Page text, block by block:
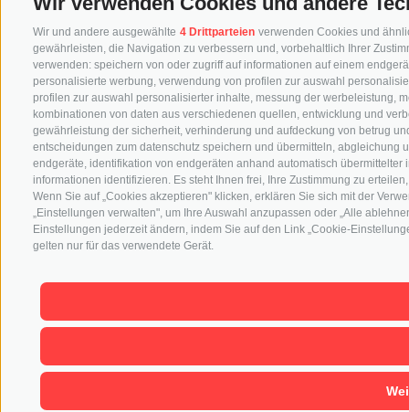
Wir und andere ausgewählte 4 Drittparteien verwenden Cookies und
gewährleisten, die Navigation zu verbessern und, vorbehaltlich Ihrer
verwenden: speichern von oder zugriff auf informationen auf einem
personalisierte werbung, verwendung von profilen zur auswahl
profilen zur auswahl personalisierter inhalte, messung der werbeleistung,
kombinationen von daten aus verschiedenen quellen, entwicklung und
gewährleistung der sicherheit, verhinderung und aufdeckung von betrug
entscheidungen zum datenschutz speichern und übermitteln,
endgeräte, identifikation von endgeräten anhand automatisch
informationen identifizieren. Es steht Ihnen frei, Ihre Zustimmung zu
Wenn Sie auf „Cookies akzeptieren" klicken, erklären Sie sich mit der
„Einstellungen verwalten", um Ihre Auswahl anzupassen oder „Alle
Einstellungen jederzeit ändern, indem Sie auf den Link „Cookie-
gelten nur für das verwendete Gerät.